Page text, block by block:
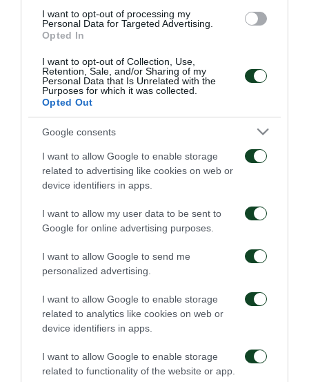
I want to opt-out of processing my
Personal Data for Targeted Advertising.
Opted In
I want to opt-out of Collection, Use,
Retention, Sale, and/or Sharing of my
Personal Data that Is Unrelated with the
Purposes for which it was collected.
Opted Out
Google consents
I want to allow Google to enable storage
related to advertising like cookies on web or
device identifiers in apps.
I want to allow my user data to be sent to
Google for online advertising purposes.
I want to allow Google to send me
personalized advertising.
I want to allow Google to enable storage
related to analytics like cookies on web or
device identifiers in apps.
I want to allow Google to enable storage
related to functionality of the website or app.
ξεκινάει την επόμενη σελίδα στην καριέρα του.
Ο Τάσος αγαπήθηκε και αγάπησε τον Παναθηναϊκό,
αποτελώντας μέλος του συλλόγου σε ευχάριστες και
δυσάρεστες στιγμές. Η οικογένεια του
Παναθηναϊκού ευχαριστεί τον Τάσο για την
προσφορά του και του εύχεται να πετύχει τους
στόχους που έχει θέσει.
ΠΑΕ
Οδηγίες προς τους
αποψινή προσέλευση
στο ΟΑΚΑ
παρουσιάζει το νέο
υπερσύγχρονο πούλμαν
της ομάδας